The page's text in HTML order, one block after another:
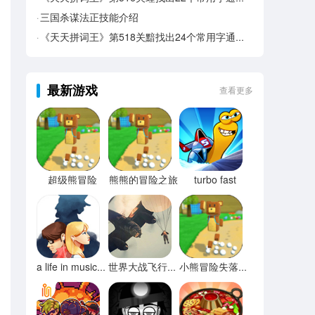
三国杀谋法正技能介绍
《天天拼词王》第518关黯找出24个常用字通关攻略
最新游戏 查看更多
超级熊冒险 熊熊的冒险之旅 turbo fast
a life in music音乐人生 世界大战飞行模拟器 小熊冒险失落之都